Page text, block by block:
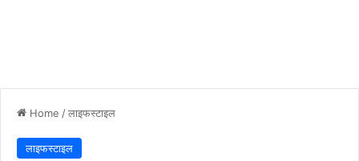
Home /लाइफस्टाइल
लाइफस्टाइल